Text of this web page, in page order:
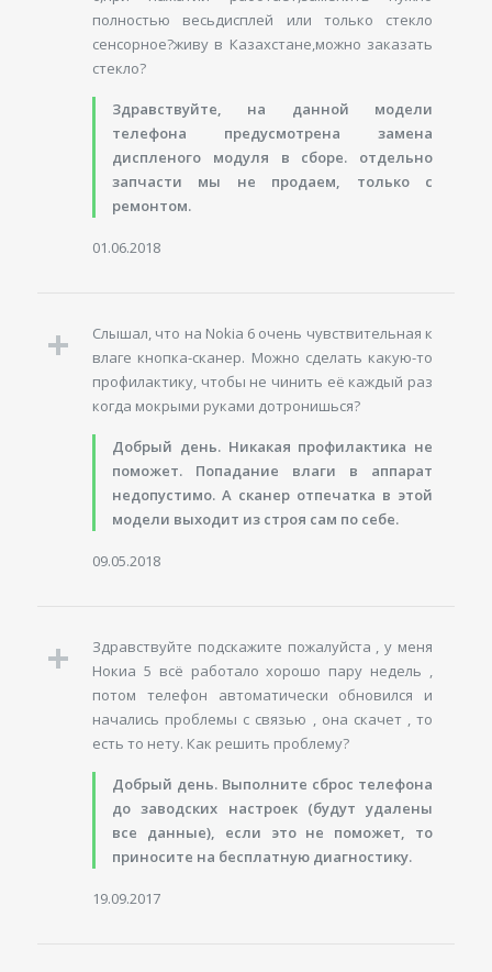
полностью весьдисплей или только стекло
сенсорное?живу в Казахстане,можно заказать
стекло?
Здравствуйте, на данной модели
телефона предусмотрена замена
диспленого модуля в сборе. отдельно
запчасти мы не продаем, только с
ремонтом.
01.06.2018
Слышал, что на Nokia 6 очень чувствительная к
влаге кнопка-сканер. Можно сделать какую-то
профилактику, чтобы не чинить её каждый раз
когда мокрыми руками дотронишься?
Добрый день. Никакая профилактика не
поможет. Попадание влаги в аппарат
недопустимо. А сканер отпечатка в этой
модели выходит из строя сам по себе.
09.05.2018
Здравствуйте подскажите пожалуйста , у меня
Нокиа 5 всё работало хорошо пару недель ,
потом телефон автоматически обновился и
начались проблемы с связью , она скачет , то
есть то нету. Как решить проблему?
Добрый день. Выполните сброс телефона
до заводских настроек (будут удалены
все данные), если это не поможет, то
приносите на бесплатную диагностику.
19.09.2017